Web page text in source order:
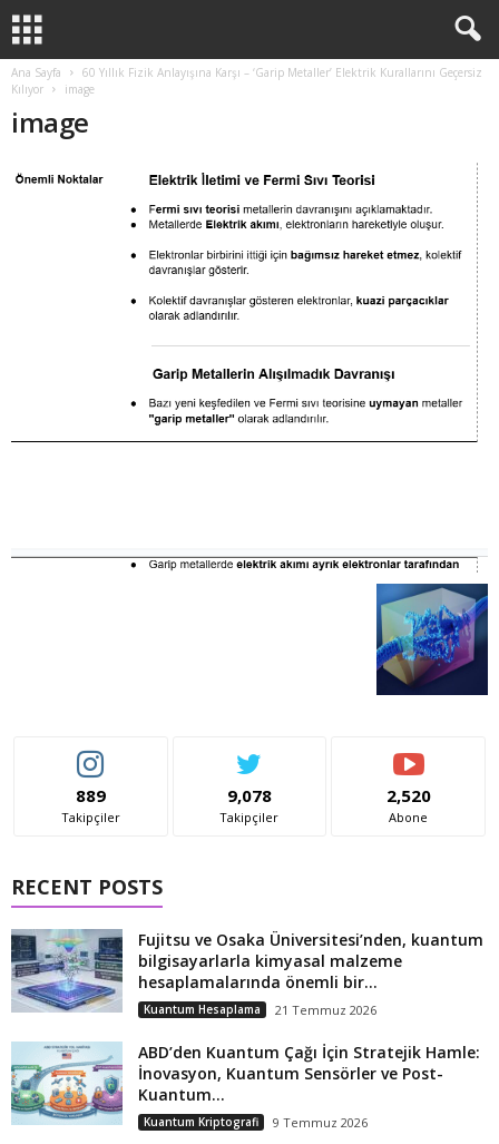
Ana Sayfa
60 Yıllık Fizik Anlayışına Karşı – ‘Garip Metaller’ Elektrik Kurallarını Geçersiz
Kılıyor
image
image
889
Takipçiler
9,078
Takipçiler
2,520
Abone
RECENT POSTS
Fujitsu ve Osaka Üniversitesi’nden, kuantum
bilgisayarlarla kimyasal malzeme
hesaplamalarında önemli bir...
Kuantum Hesaplama 21 Temmuz 2026
ABD’den Kuantum Çağı İçin Stratejik Hamle:
İnovasyon, Kuantum Sensörler ve Post-
Kuantum...
Kuantum Kriptografi 9 Temmuz 2026